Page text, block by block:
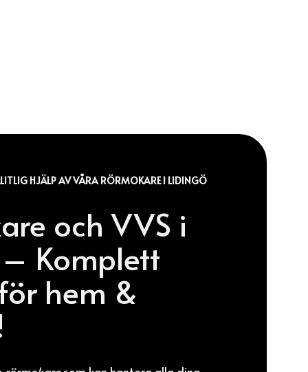
HJÄLP AV VÅRA RÖRMOKARE I LIDINGÖ
och VVS i
Komplett
hem &